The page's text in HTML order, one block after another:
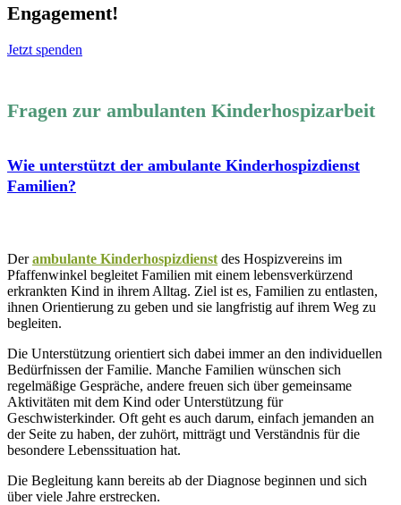
Engagement!
Jetzt spenden
Fragen zur ambulanten Kinderhospizarbeit
Wie unterstützt der ambulante Kinderhospizdienst
Familien?
Derambulante Kinderhospizdienst des Hospizvereins im
Pfaffenwinkel begleitet Familien mit einem lebensverkürzend
erkrankten Kind in ihrem Alltag. Ziel ist es, Familien zu entlasten,
ihnen Orientierung zu geben und sie langfristig auf ihrem Weg zu
begleiten.
Die Unterstützung orientiert sich dabei immer an den individuellen
Bedürfnissen der Familie. Manche Familien wünschen sich
regelmäßige Gespräche, andere freuen sich über gemeinsame
Aktivitäten mit dem Kind oder Unterstützung für
Geschwisterkinder. Oft geht es auch darum, einfach jemanden an
der Seite zu haben, der zuhört, mitträgt und Verständnis für die
besondere Lebenssituation hat.
Die Begleitung kann bereits ab der Diagnose beginnen und sich
über viele Jahre erstrecken.